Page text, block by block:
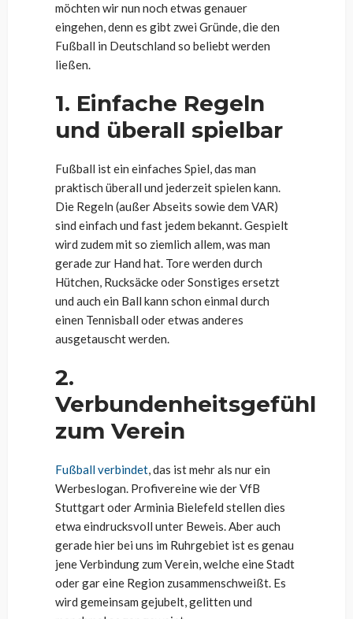
möchten wir nun noch etwas genauer
eingehen, denn es gibt zwei Gründe, die den
Fußball in Deutschland so beliebt werden
ließen.
1. Einfache Regeln
und überall spielbar
Fußball ist ein einfaches Spiel, das man
praktisch überall und jederzeit spielen kann.
Die Regeln (außer Abseits sowie dem VAR)
sind einfach und fast jedem bekannt. Gespielt
wird zudem mit so ziemlich allem, was man
gerade zur Hand hat. Tore werden durch
Hütchen, Rucksäcke oder Sonstiges ersetzt
und auch ein Ball kann schon einmal durch
einen Tennisball oder etwas anderes
ausgetauscht werden.
2.
Verbundenheitsgefühl
zum Verein
Fußball verbindet, das ist mehr als nur ein
Werbeslogan. Profivereine wie der VfB
Stuttgart oder Arminia Bielefeld stellen dies
etwa eindrucksvoll unter Beweis. Aber auch
gerade hier bei uns im Ruhrgebiet ist es genau
jene Verbindung zum Verein, welche eine Stadt
oder gar eine Region zusammenschweißt. Es
wird gemeinsam gejubelt, gelitten und